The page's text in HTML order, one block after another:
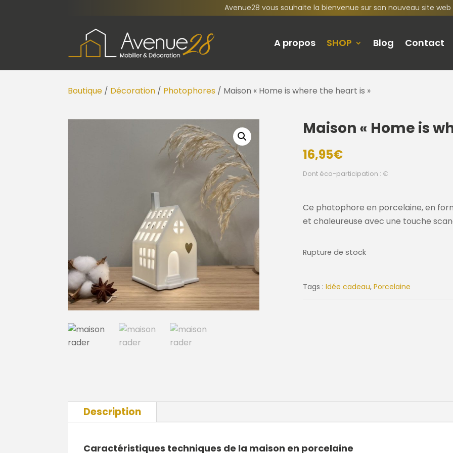
Avenue28 vous souhaite la bienvenue sur son nouveau site web
A propos SHOP Blog Contact
Boutique / Décoration / Photophores / Maison « Home is where the heart is »
Maison « Home is
16,95€
Dont éco-participation : €
Ce photophore en porcelaine, en
et chaleureuse avec une touche
Rupture de stock
Tags : Idée cadeau, Porcelaine
Description
Caractéristiques techniques de la maison en porcelaine